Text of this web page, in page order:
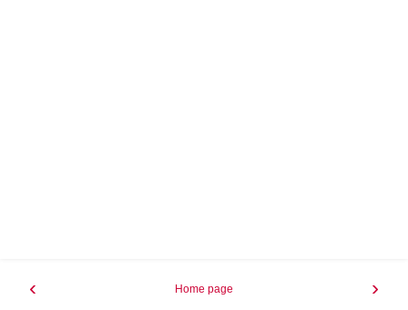
‹ ›
Home page